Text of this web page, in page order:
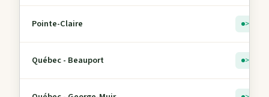
Pointe-Claire > 5
Québec - Beauport > 5